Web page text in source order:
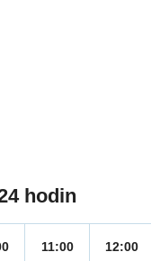
hodin
11:00 12:00